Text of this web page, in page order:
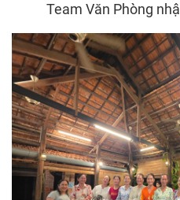
Team Văn Phòng